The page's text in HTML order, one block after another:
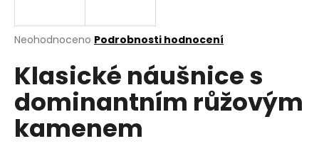
Průměrné
produktu
je
0,0
z
5
hvězdiček.
Neohodnoceno Podrobnosti hodnocení
Klasické náušnice s
dominantním růžovým
kamenem
j
t
?